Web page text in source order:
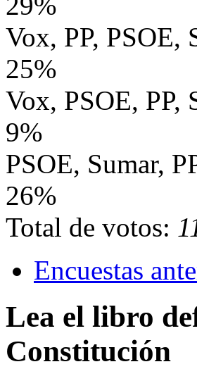
Vox, PP, PSOE,
25%
Vox, PSOE, PP,
9%
PSOE, Sumar,
26%
Total de votos:
Encuestas
Lea el libro
Constitución